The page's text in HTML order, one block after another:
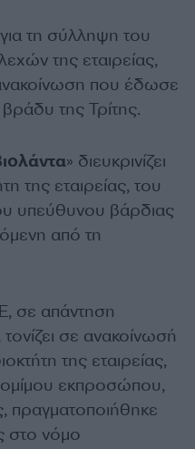
για τη σύλληψη του
της εταιρείας,
που έδωσε
της Τρίτης.
» διευκρινίζει
της εταιρείας, του
υπεύθυνου βάρδιας
από τη
σε απάντηση
σε ανακοίνωσή
της εταιρείας,
εκπροσώπου,
πραγματοποιήθηκε
στο νόμο